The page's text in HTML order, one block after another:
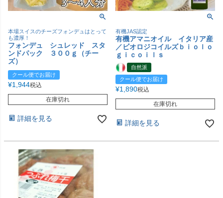
本場スイスのチーズフォンデュはとって
も濃厚！
フォンデュ シュレッド スタ
ンドパック ３００ｇ（チー
ズ）
クール便でお届け
¥1,944税込
在庫切れ
詳細を見る
有機JAS認定
有機アマニオイル イタリア産
／ビオロジコイルズｂｉｏｌｏ
ｇｉｃｏｉｌｓ
自然派
クール便でお届け
¥1,890税込
在庫切れ
詳細を見る